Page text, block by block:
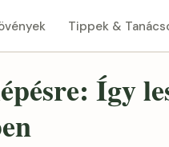
Tippek &
Így